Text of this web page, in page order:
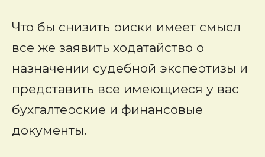
Что бы снизить риски имеет смысл
все же заявить ходатайство о
назначении судебной экспертизы и
представить все имеющиеся у вас
бухгалтерские и финансовые
документы.